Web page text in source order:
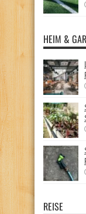
HEIM &
REISE